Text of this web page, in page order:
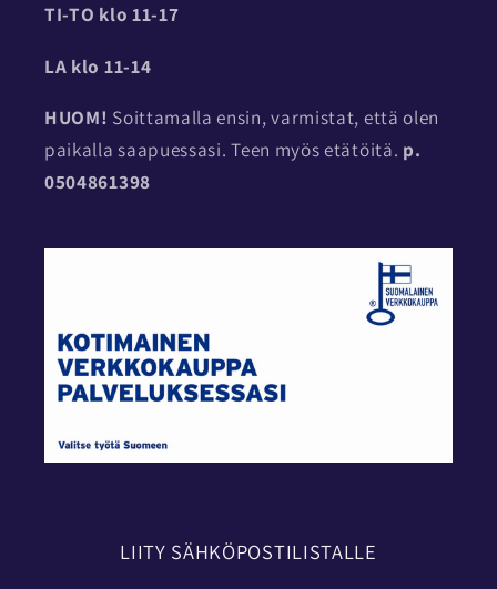
TI-TO klo 11-17
LA klo 11-14
HUOM! Soittamalla ensin, varmistat, että olen
paikalla saapuessasi. Teen myös etätöitä. p.
0504861398
LIITY SÄHKÖPOSTILISTALLE